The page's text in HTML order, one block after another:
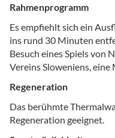
Rahmenprogramm
Es empfiehlt sich ein
ins rund 30 Minuten
Besuch eines Spiels von
Vereins Sloweniens, eine
Regeneration
Das berühmte
Regeneration geeignet.